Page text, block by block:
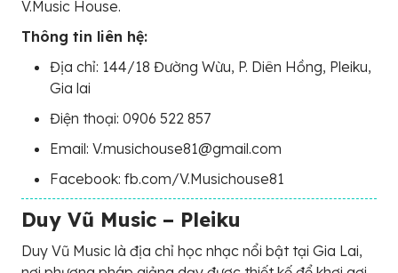
V.Music House.
Thông tin liên hệ:
Địa chỉ: 144/18 Đường Wừu, P. Diên Hồng, Pleiku,
Gia lai
Điện thoại: 0906 522 857
Email: V.musichouse81@gmail.com
Facebook: fb.com/V.Musichouse81
Duy Vũ Music – Pleiku
Duy Vũ Music là địa chỉ học nhạc nổi bật tại Gia Lai,